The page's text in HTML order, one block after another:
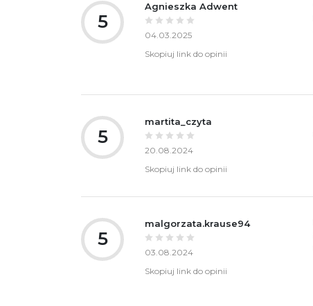
5
Agnieszka Adwent
04.03.2025
Skopiuj link do opinii
5
martita_czyta
20.08.2024
Skopiuj link do opinii
5
malgorzata.krause94
03.08.2024
Skopiuj link do opinii